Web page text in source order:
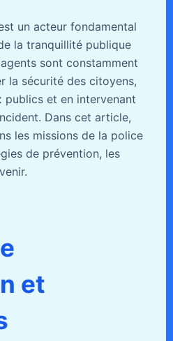
un acteur fondamental
la tranquillité publique
sont constamment
la sécurité des citoyens,
publics et en intervenant
Dans cet article,
les missions de la police
de prévention, les
et